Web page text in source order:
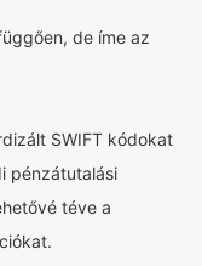
de íme az
SWIFT kódokat
pénzátutalási
téve a